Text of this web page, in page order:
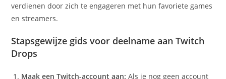
verdienen door zich te engageren met hun favoriete games
en streamers.
Stapsgewijze gids voor deelname aan Twitch
Drops
Maak een Twitch-account aan: Als je nog geen account